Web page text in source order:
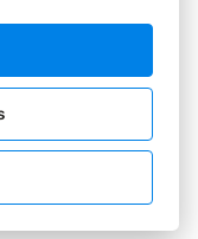
obsahu je bez
údajů